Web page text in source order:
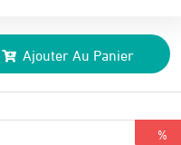
:
Dhs.
Dhs.
Ajouter Au Panier
%